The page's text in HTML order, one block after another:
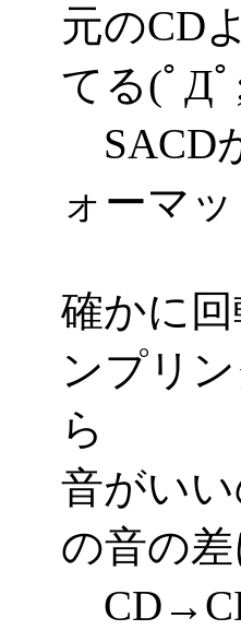
元のCD
てる(ﾟД
SACD
ォーマ
確かに
ンプリ
ら
音がい
の音の